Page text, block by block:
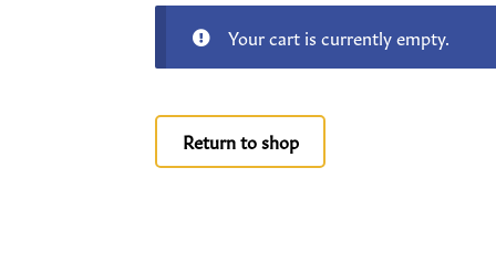
Your cart is currently empty.
Return to shop